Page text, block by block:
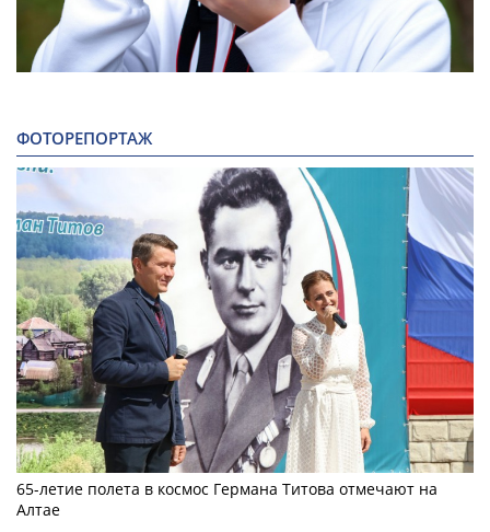
ФОТОРЕПОРТАЖ
65-летие полета в космос Германа Титова отмечают на
Алтае